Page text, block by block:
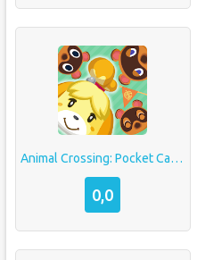
Animal Crossing: Pocket Camp
0,0